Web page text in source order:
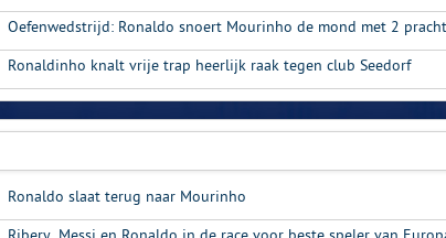
Oefenwedstrijd: Ronaldo snoert Mourinho de mond met 2
Ronaldinho knalt vrije trap heerlijk raak tegen club Seedorf
Ronaldo slaat terug naar Mourinho